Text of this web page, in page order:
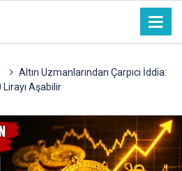
Altın Uzmanlarından Çarpıcı İddia:
Aşabilir